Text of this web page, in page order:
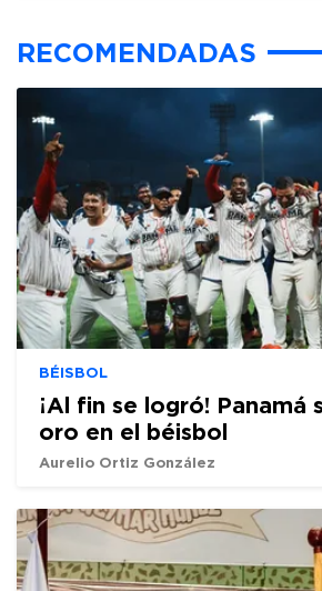
RECOMENDADAS
BÉISBOL
¡Al fin se logró! Panamá
oro en el béisbol
Aurelio Ortiz González